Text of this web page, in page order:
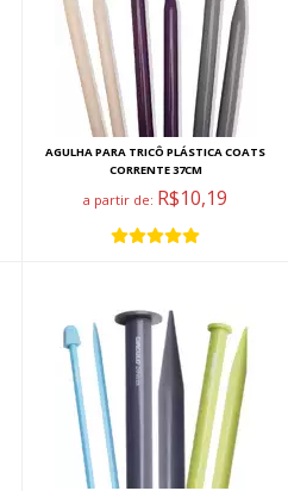
AGULHA PARA TRICÔ PLÁSTICA COATS
CORRENTE 37CM
a partir de: R$10,19